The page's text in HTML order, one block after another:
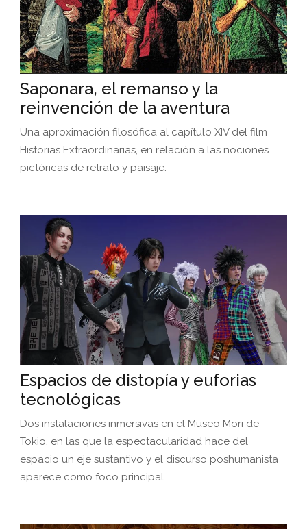
Saponara, el remanso y la
reinvención de la aventura
Una aproximación filosófica al capítulo XIV del film
Historias Extraordinarias, en relación a las nociones
pictóricas de retrato y paisaje.
Espacios de distopía y euforias
tecnológicas
Dos instalaciones inmersivas en el Museo Mori de
Tokio, en las que la espectacularidad hace del
espacio un eje sustantivo y el discurso poshumanista
aparece como foco principal.